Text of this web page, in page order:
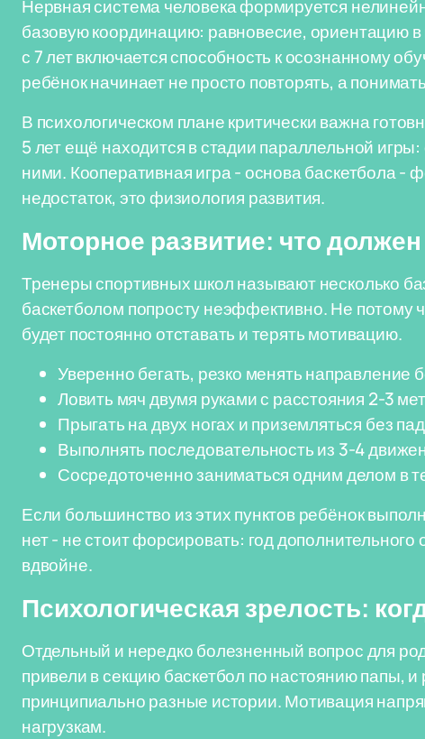
Нервная система человека формируется
базовую координацию: равновесие, ориентацию
с 7 лет включается способность к осознанному
ребёнок начинает не просто повторять, а
В психологическом плане критически важна
5 лет ещё находится в стадии параллельной
ними. Кооперативная игра - основа баскетбола -
недостаток, это физиология развития.
Моторное развитие: что
Тренеры спортивных школ называют несколько
баскетболом попросту неэффективно. Не потому
будет постоянно отставать и терять мотивацию.
Уверенно бегать, резко менять направление
Ловить мяч двумя руками с расстояния 2-3
Прыгать на двух ногах и приземляться без
Выполнять последовательность из 3-4
Сосредоточенно заниматься одним делом в
Если большинство из этих пунктов ребёнок
нет - не стоит форсировать: год
вдвойне.
Психологическая зрелость:
Отдельный и нередко болезненный вопрос для
привели в секцию баскетбол по настоянию папы,
принципиально разные истории. Мотивация
нагрузкам.